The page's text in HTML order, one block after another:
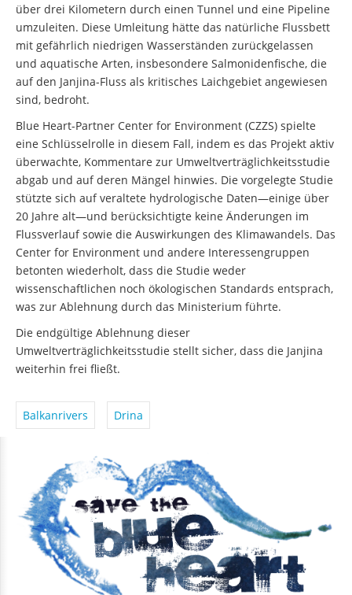
über drei Kilometern durch einen Tunnel und eine Pipeline
umzuleiten. Diese Umleitung hätte das natürliche Flussbett
mit gefährlich niedrigen Wasserständen zurückgelassen
und aquatische Arten, insbesondere Salmonidenfische, die
auf den Janjina-Fluss als kritisches Laichgebiet angewiesen
sind, bedroht.
Blue Heart-Partner Center for Environment (CZZS) spielte
eine Schlüsselrolle in diesem Fall, indem es das Projekt aktiv
überwachte, Kommentare zur Umweltverträglichkeitsstudie
abgab und auf deren Mängel hinwies. Die vorgelegte Studie
stützte sich auf veraltete hydrologische Daten—einige über
20 Jahre alt—und berücksichtigte keine Änderungen im
Flussverlauf sowie die Auswirkungen des Klimawandels. Das
Center for Environment und andere Interessengruppen
betonten wiederholt, dass die Studie weder
wissenschaftlichen noch ökologischen Standards entsprach,
was zur Ablehnung durch das Ministerium führte.
Die endgültige Ablehnung dieser
Umweltverträglichkeitsstudie stellt sicher, dass die Janjina
weiterhin frei fließt.
Balkanrivers Drina